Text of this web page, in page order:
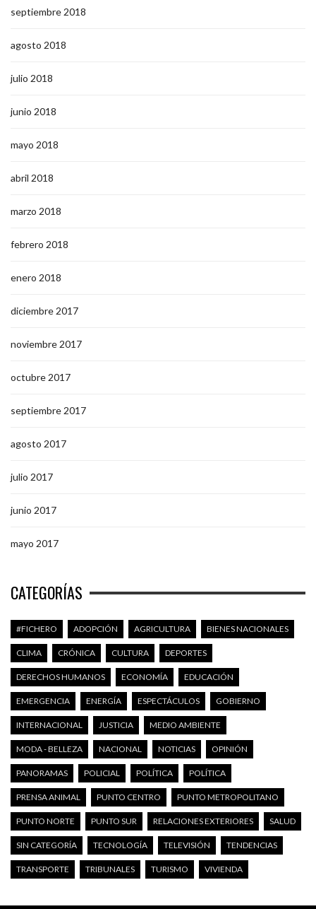
septiembre 2018
agosto 2018
julio 2018
junio 2018
mayo 2018
abril 2018
marzo 2018
febrero 2018
enero 2018
diciembre 2017
noviembre 2017
octubre 2017
septiembre 2017
agosto 2017
julio 2017
junio 2017
mayo 2017
CATEGORÍAS
#FICHERO ADOPCIÓN AGRICULTURA BIENES NACIONALES
CLIMA CRÓNICA CULTURA DEPORTES
DERECHOS HUMANOS ECONOMÍA EDUCACIÓN
EMERGENCIA ENERGÍA ESPECTÁCULOS GOBIERNO
INTERNACIONAL JUSTICIA MEDIO AMBIENTE
MODA - BELLEZA NACIONAL NOTICIAS OPINIÓN
PANORAMAS POLICIAL POLÍTICA POLÍTICA
PRENSA ANIMAL PUNTO CENTRO PUNTO METROPOLITANO
PUNTO NORTE PUNTO SUR RELACIONES EXTERIORES SALUD
SIN CATEGORÍA TECNOLOGÍA TELEVISIÓN TENDENCIAS
TRANSPORTE TRIBUNALES TURISMO VIVIENDA